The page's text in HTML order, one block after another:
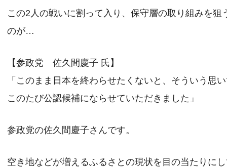
この2人の戦いに割って入り、保守層の取り組みを狙
のが…
【参政党 佐久間慶子 氏】
「このまま日本を終わらせたくないと、そういう思
このたび公認候補にならせていただきました」
参政党の佐久間慶子さんです。
空き地などが増えるふるさとの現状を目の当たりに